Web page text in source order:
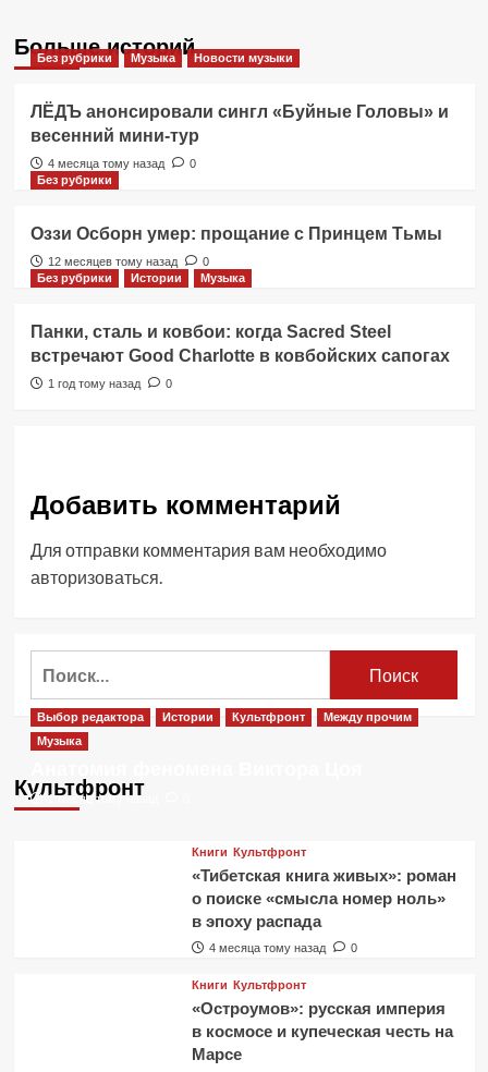
Больше историй
Без рубрики Музыка Новости музыки
ЛЁДЪ анонсировали сингл «Буйные Головы» и
весенний мини-тур
4 месяца тому назад
0
Без рубрики
Оззи Осборн умер: прощание с Принцем Тьмы
12 месяцев тому назад
0
Без рубрики
Истории Музыка
Панки, сталь и ковбои: когда Sacred Steel
встречают Good Charlotte в ковбойских сапогах
1 год тому назад 0
Добавить комментарий
Для отправки комментария вам необходимо
авторизоваться.
Культфронт
Выбор редактора Истории Культфронт
Между прочим
Музыка
1 месяц тому назад
Книги Культфронт
«Тибетская книга живых»: роман
о поиске «смысла номер ноль»
в эпоху распада
4 месяца тому назад 0
Книги Культфронт
«Остроумов»: русская империя
в космосе и купеческая честь на
Марсе